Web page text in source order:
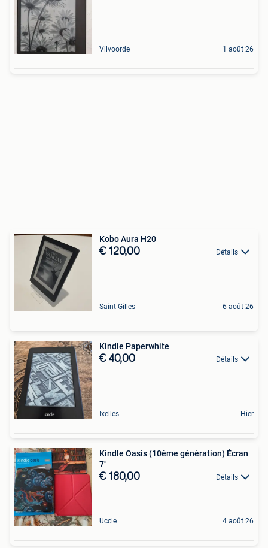
Vilvoorde 1 août 26
Kobo Aura H20
€ 120,00 Détails
Saint-Gilles 6 août 26
Kindle Paperwhite
€ 40,00 Détails
Ixelles Hier
Kindle Oasis (10ème génération) Écran
7"
€ 180,00 Détails
Uccle 4 août 26